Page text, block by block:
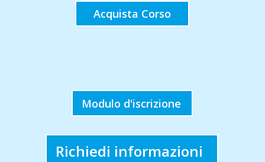
Acquista Corso
Modulo d'iscrizione
Richiedi informazioni